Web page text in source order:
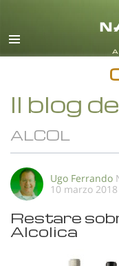
Il blog
ALCOL
Ugo Ferrando
10 marzo 2018
Restare
Alcolica